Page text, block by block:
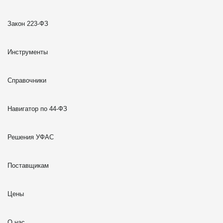
Закон 223-ФЗ
Инструменты
Справочники
Навигатор по 44-ФЗ
Решения УФАС
Поставщикам
Цены